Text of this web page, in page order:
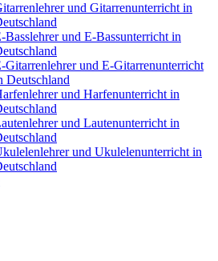
und Gitarrenunterricht in
Basslehrer und E-Bassunterricht in
Gitarrenlehrer und E-Gitarrenunterricht
Deutschland
und Harfenunterricht in
und Lautenunterricht in
und Ukulelenunterricht in